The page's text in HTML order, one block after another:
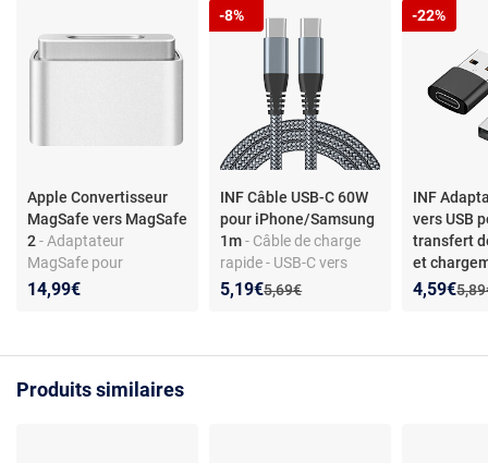
Apple Convertisseur
MagSafe vers MagSafe
2- Adaptateur
MagSafe pour
appareils compatibles
14,99€
INF Câble USB-C 60W
pour iPhone/Samsung
1m- Câble de charge
rapide - USB-C vers
USB-C - Longueur 1m -
Ancien prix :
5,69€
Nouveau prix :
5,19€
Réduction de :
-8%
INF
vers USB
transfert
et
de 2 Black
Nouveau
4,59€
-22%
Produits similaires